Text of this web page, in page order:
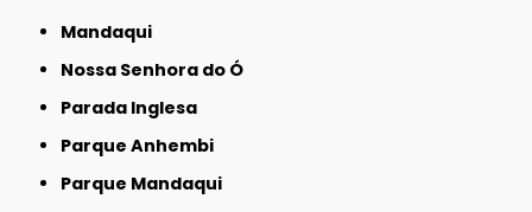
Mandaqui
Nossa Senhora do Ó
Parada Inglesa
Parque Anhembi
Parque Mandaqui